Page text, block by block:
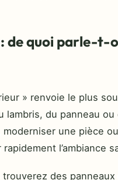
de quoi parle-t-
» renvoie le plus
lambris, du panneau
une pièce
l’ambiance
des